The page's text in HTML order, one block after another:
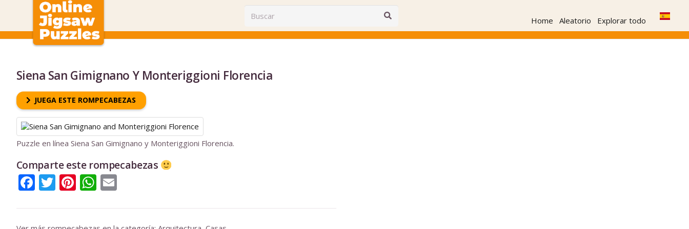
Home Aleatorio Explorar todo
Siena San Gimignano Y Monteriggioni Florencia
JUEGA ESTE ROMPECABEZAS
Puzzle en línea Siena San Gimignano y Monteriggioni Florencia.
Comparte este rompecabezas
Facebook
Twitter
Pinterest
WhatsApp
Email